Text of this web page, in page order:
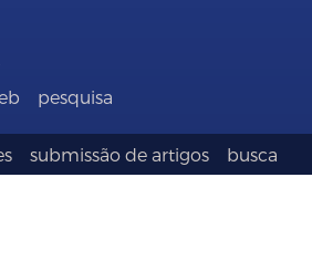
submissão de artigos busca
pesquisa